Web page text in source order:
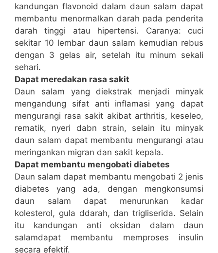
kandungan flavonoid dalam daun salam dapat
membantu menormalkan darah pada penderita
darah tinggi atau hipertensi. Caranya: cuci
sekitar 10 lembar daun salam kemudian rebus
dengan 3 gelas air, setelah itu minum sekali
sehari.
Dapat meredakan rasa sakit
Daun salam yang diekstrak menjadi minyak
mengandung sifat anti inflamasi yang dapat
mengurangi rasa sakit akibat arthritis, keseleo,
rematik, nyeri dabn strain, selain itu minyak
daun salam dapat membantu mengurangi atau
meringankan migran dan sakit kepala.
Dapat membantu mengobati diabetes
Daun salam dapat membantu mengobati 2 jenis
diabetes yang ada, dengan mengkonsumsi
daun salam dapat menurunkan kadar
kolesterol, gula ddarah, dan trigliserida. Selain
itu kandungan anti oksidan dalam daun
salamdapat membantu memproses insulin
secara efektif.